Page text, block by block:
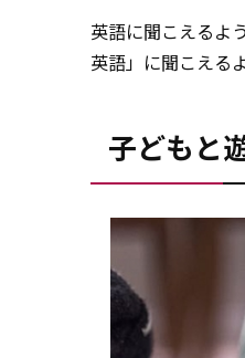
英語に聞こえるよ
英語」に聞こえる
子どもと